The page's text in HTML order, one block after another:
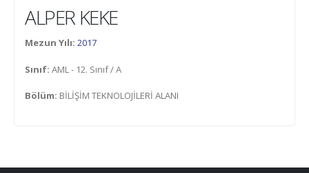
ALPER KEKE
Mezun Yılı: 2017
Sınıf: AML - 12. Sınıf / A
Bölüm: BİLİŞİM TEKNOLOJİLERİ ALANI